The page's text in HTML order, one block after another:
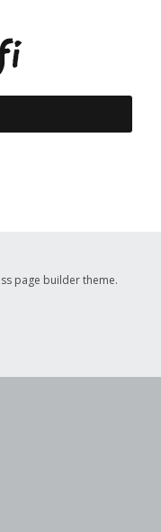
page builder theme.